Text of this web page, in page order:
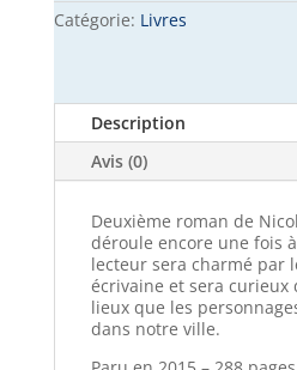
de
l’appartement
Catégorie: Livres
Description
Avis (0)
Deuxième roman de
déroule encore une fois
lecteur sera charmé par
écrivaine et sera curieux
lieux que les
dans notre ville.